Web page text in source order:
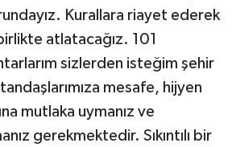
Kurallara riayet ederek
birlikte atlatacağız. 101
sizlerden isteğim şehir
mesafe, hijyen
mutlaka uymanız ve
gerekmektedir. Sıkıntılı bir